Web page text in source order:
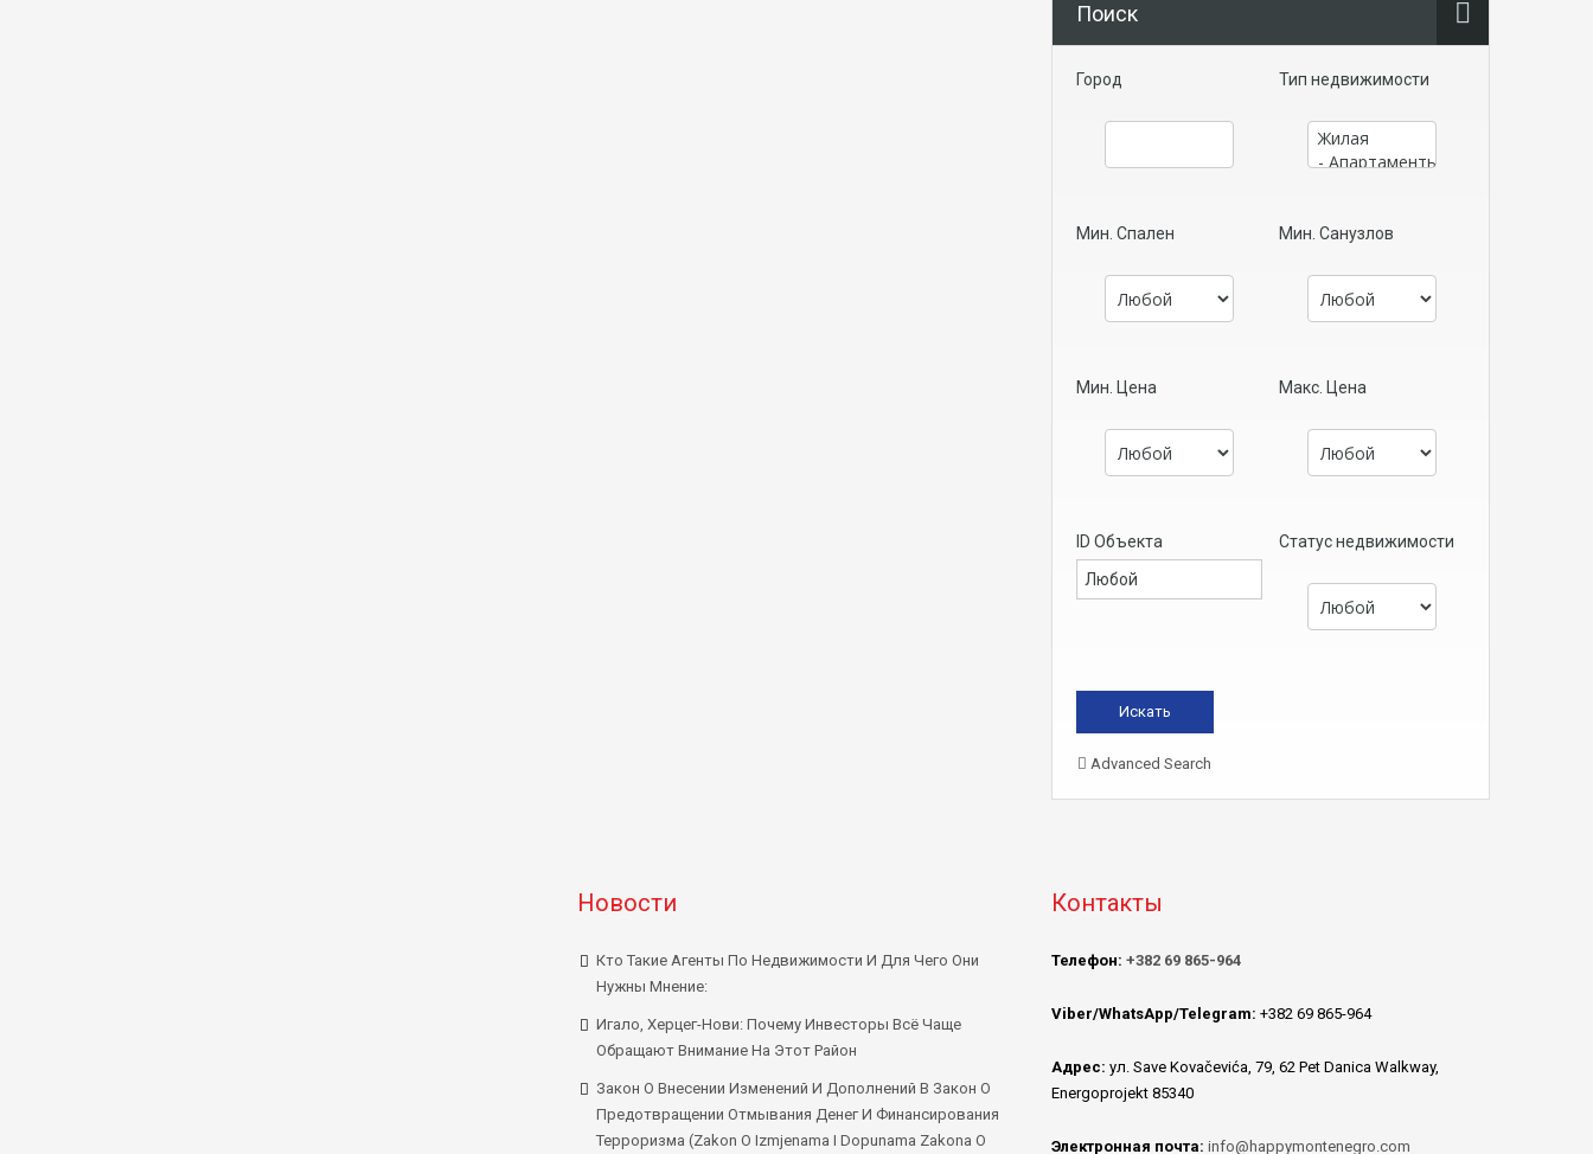
Поиск
Город Тип недвижимости
Мин. Спален Мин. Санузлов
Мин. Цена Макс. Цена
ID Объекта Статус недвижимости
Advanced Search
Новости
Кто Такие Агенты По Недвижимости И Для Чего Они
Нужны Мнение:
Игало, Херцег-Нови: Почему Инвесторы Всё Чаще
Обращают Внимание На Этот Район
Закон О Внесении Изменений И Дополнений В Закон О
Предотвращении Отмывания Денег И Финансирования
Терроризма (Zakon O Izmjenama I Dopunama Zakona O
Контакты
Телефон: +382 69 865-964
Viber/WhatsApp/Telegram: +382 69 865-964
Адрес: ул. Save Kovačevića, 79, 62 Pet Danica Walkway,
Energoprojekt 85340
Электронная почта: info@happymontenegro.com